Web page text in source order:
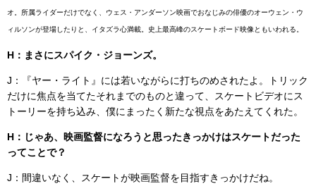
オ。所属ライダーだけでなく、ウェス・アンダーソン映画でおなじみの俳優のオーウェン・ウ
ィルソンが登場したりと、イタズラ心満載。史上最高峰のスケートボード映像ともいわれる。
H：まさにスパイク・ジョーンズ。
J：『ヤー・ライト』には若いながらに打ちのめされたよ。トリック
だけに焦点を当てたそれまでのものと違って、スケートビデオにス
トーリーを持ち込み、僕にまったく新たな視点をあたえてくれた。
H：じゃあ、映画監督になろうと思ったきっかけはスケートだった
ってことで？
J：間違いなく、スケートが映画監督を目指すきっかけだね。